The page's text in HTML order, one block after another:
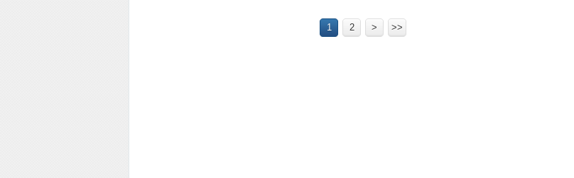
1 2 > >>